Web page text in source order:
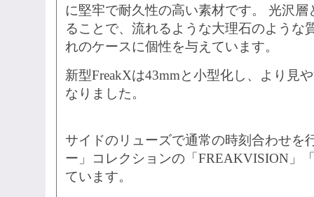
に堅牢で耐久性の高い素材です。 光沢
ることで、流れるような大理石のような
れのケースに個性を与えています。
新型FreakXは43mmと小型化し、より見
なりました。
サイドのリューズで通常の時刻合わせを
ー」コレクションの「FREAKVISION」
ています。